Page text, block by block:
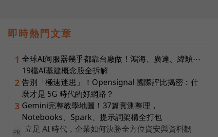
即時熱門文章
1 全球AI伺服器幾乎都靠台廠做！鴻海、廣達、緯穎⋯
19檔AI基建概念股全拆解
2 告別「極速迷思」！Opensignal 國際評比揭密：什
麼才是 5G 時代的好網路？
3 Gemini完整教學地圖！37篇實測整理，
Notebooks、Spark、提示詞架構全打包
PR
立足 AI 時代，企業如何決勝全方位資安與資料韌